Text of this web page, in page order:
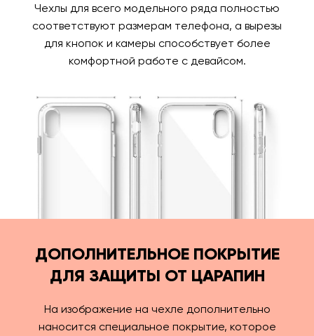
Чехлы для всего модельного ряда полностью
соответствуют размерам телефона, а вырезы
для кнопок и камеры способствует более
комфортной работе с девайсом.
ДОПОЛНИТЕЛЬНОЕ ПОКРЫТИЕ
ДЛЯ ЗАЩИТЫ ОТ ЦАРАПИН
На изображение на чехле дополнительно
наносится специальное покрытие, которое